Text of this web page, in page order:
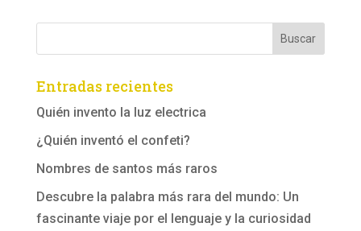
Entradas recientes
Quién invento la luz electrica
¿Quién inventó el confeti?
Nombres de santos más raros
Descubre la palabra más rara del mundo: Un
fascinante viaje por el lenguaje y la curiosidad